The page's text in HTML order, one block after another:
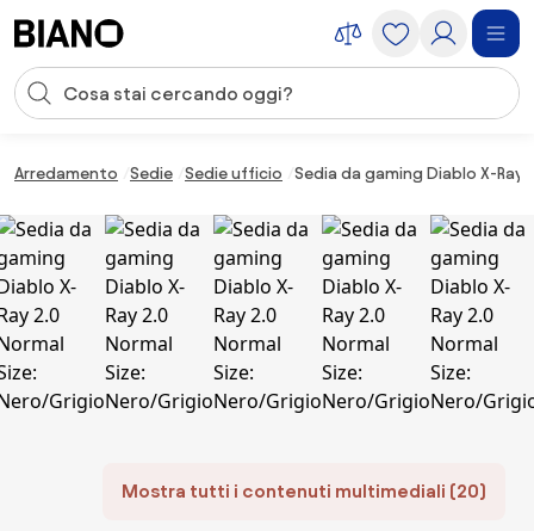
Input della ricerca
Arredamento Sedie Sedie ufficio Sedia da gaming Diablo X-Ray
Mostra tutti i contenuti multimediali (20)